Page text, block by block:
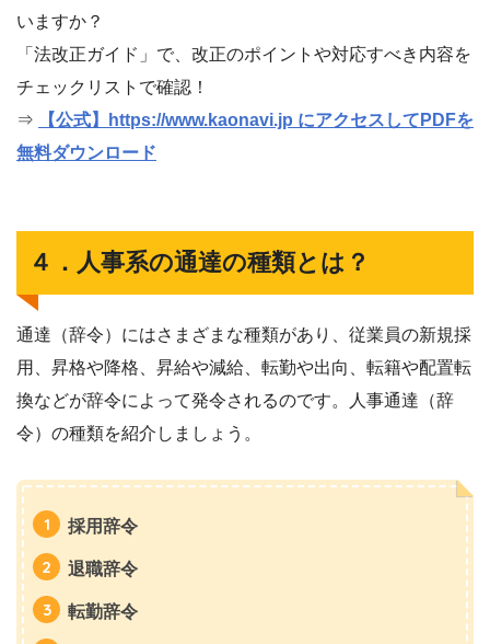
いますか？
「法改正ガイド」で、改正のポイントや対応すべき内容を
チェックリストで確認！
⇒
【公式】https://www.kaonavi.jp にアクセスしてPDFを
無料ダウンロード
４．人事系の通達の種類とは？
通達（辞令）にはさまざまな種類があり、従業員の新規採
用、昇格や降格、昇給や減給、転勤や出向、転籍や配置転
換などが辞令によって発令されるのです。人事通達（辞
令）の種類を紹介しましょう。
採用辞令
退職辞令
転勤辞令